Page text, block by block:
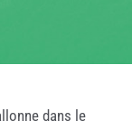
dans le